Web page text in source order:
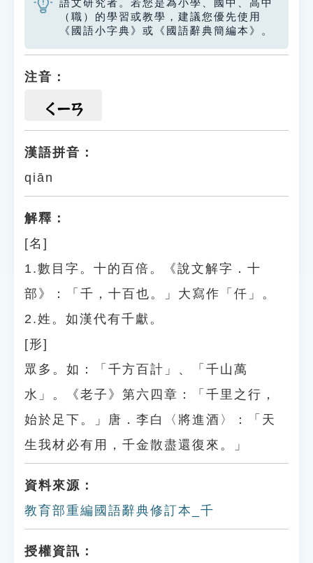
語文研究者。若您是為小學、國中、高中
（職）的學習或教學，建議您優先使用
《國語小字典》或《國語辭典簡編本》。
注音：
ㄑㄧㄢ
漢語拼音：
qiān
解釋：
[名]
1.數目字。十的百倍。《說文解字．十
部》：「千，十百也。」大寫作「仟」。
2.姓。如漢代有千獻。
[形]
眾多。如：「千方百計」、「千山萬
水」。《老子》第六四章：「千里之行，
始於足下。」唐．李白〈將進酒〉：「天
生我材必有用，千金散盡還復來。」
資料來源：
教育部重編國語辭典修訂本_千
授權資訊：